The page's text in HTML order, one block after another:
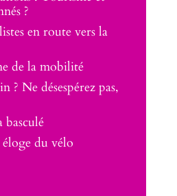
?
en route vers la
de la mobilité
? Ne désespérez pas,
du vélo